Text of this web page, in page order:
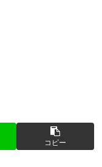
コピー